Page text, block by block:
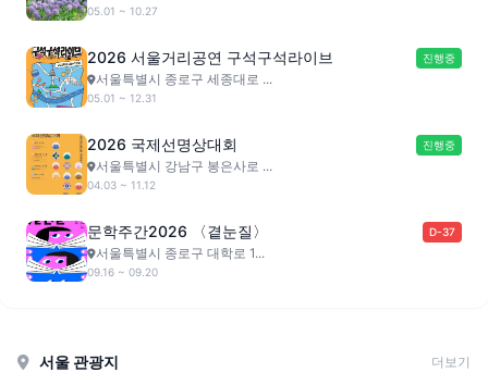
05.01 ~ 10.27
2026 서울거리공연 구석구석라이브 진행중
서울특별시 종로구 세종대로 ...
05.01 ~ 12.31
2026 국제선명상대회 진행중
서울특별시 강남구 봉은사로 ...
04.03 ~ 11.12
문학주간2026 〈곁눈질〉 D-37
서울특별시 종로구 대학로 1...
09.16 ~ 09.20
서울 관광지 더보기